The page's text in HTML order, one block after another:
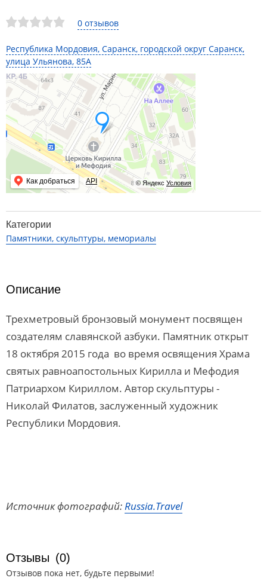
0 отзывов
Республика Мордовия, Саранск, городской округ Саранск,
улица Ульянова, 85А
© Яндекс Условия
Как добраться API
Категории
Памятники, скульптуры, мемориалы
Описание
Трехметровый бронзовый монумент посвящен
создателям славянской азбуки. Памятник открыт
18 октября 2015 года во время освящения Храма
святых равноапостольных Кирилла и Мефодия
Патриархом Кириллом. Автор скульптуры -
Николай Филатов, заслуженный художник
Республики Мордовия.
Источник фотографий:Russia.Travel
Отзывы (0)
Отзывов пока нет, будьте первыми!